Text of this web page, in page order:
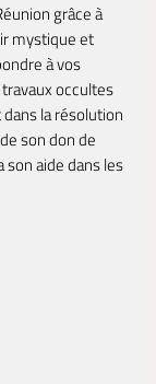
grâce à
mystique et
à vos
occultes
la résolution
son don de
aide dans les